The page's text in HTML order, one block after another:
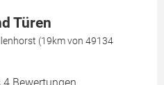
Türen
(19km von 49134